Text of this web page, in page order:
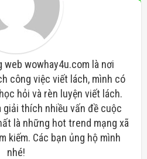
web wowhay4u.com là nơi
công việc viết lách, mình có
hỏi và rèn luyện viết lách.
thích nhiều vấn đề cuộc
là những hot trend mạng xã
kiếm. Các bạn ủng hộ mình
nhé!